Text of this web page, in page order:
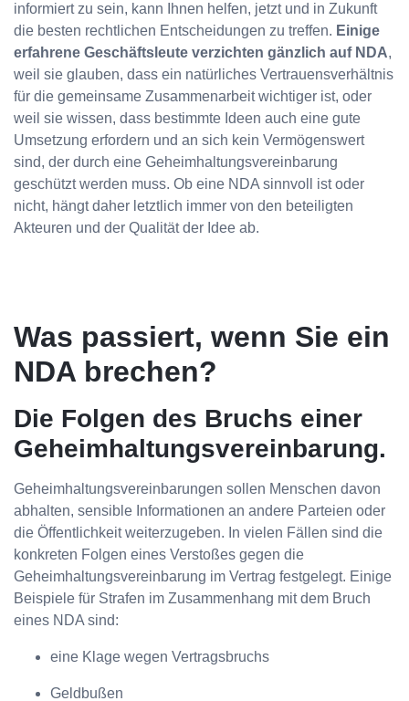
informiert zu sein, kann Ihnen helfen, jetzt und in Zukunft
die besten rechtlichen Entscheidungen zu treffen. Einige
erfahrene Geschäftsleute verzichten gänzlich auf NDA,
weil sie glauben, dass ein natürliches Vertrauensverhältnis
für die gemeinsame Zusammenarbeit wichtiger ist, oder
weil sie wissen, dass bestimmte Ideen auch eine gute
Umsetzung erfordern und an sich kein Vermögenswert
sind, der durch eine Geheimhaltungsvereinbarung
geschützt werden muss. Ob eine NDA sinnvoll ist oder
nicht, hängt daher letztlich immer von den beteiligten
Akteuren und der Qualität der Idee ab.
Was passiert, wenn Sie ein
NDA brechen?
Die Folgen des Bruchs einer
Geheimhaltungsvereinbarung.
Geheimhaltungsvereinbarungen sollen Menschen davon
abhalten, sensible Informationen an andere Parteien oder
die Öffentlichkeit weiterzugeben. In vielen Fällen sind die
konkreten Folgen eines Verstoßes gegen die
Geheimhaltungsvereinbarung im Vertrag festgelegt. Einige
Beispiele für Strafen im Zusammenhang mit dem Bruch
eines NDA sind:
eine Klage wegen Vertragsbruchs
Geldbußen